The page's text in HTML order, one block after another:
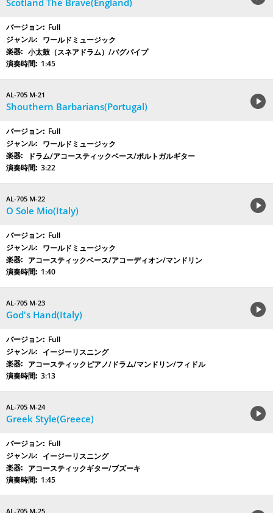
Scotland The Brave(England)
Full
ワールドミュージック
小太鼓（スネアドラム）/バグパイプ
1:45
AL-705 M-21
Shouthern Barbarians(Portugal)
Full
ワールドミュージック
ドラム/アコースティックベース/ポルトガルギター
3:22
AL-705 M-22
O Sole Mio(Italy)
Full
ワールドミュージック
アコースティックベース/アコーディオン/マンドリン
1:40
AL-705 M-23
God's Hand(Italy)
Full
イージーリスニング
アコースティックピアノ/ドラム/マンドリン/フィドル
3:13
AL-705 M-24
Greek Style(Greece)
Full
イージーリスニング
アコースティックギター/ブズーキ
1:45
AL-705 M-25